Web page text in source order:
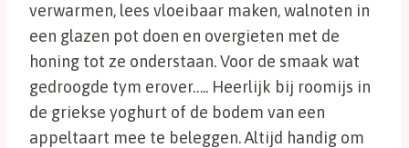
verwarmen, lees vloeibaar maken, walnoten in
een glazen pot doen en overgieten met de
honing tot ze onderstaan. Voor de smaak wat
gedroogde tym erover….. Heerlijk bij roomijs in
de griekse yoghurt of de bodem van een
appeltaart mee te beleggen. Altijd handig om